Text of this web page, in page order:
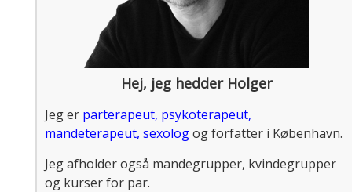
Hej, jeg hedder Holger
Jeg er parterapeut, psykoterapeut,
mandeterapeut, sexologog forfatter i København.
Jeg afholder også mandegrupper, kvindegrupper
og kurser for par.